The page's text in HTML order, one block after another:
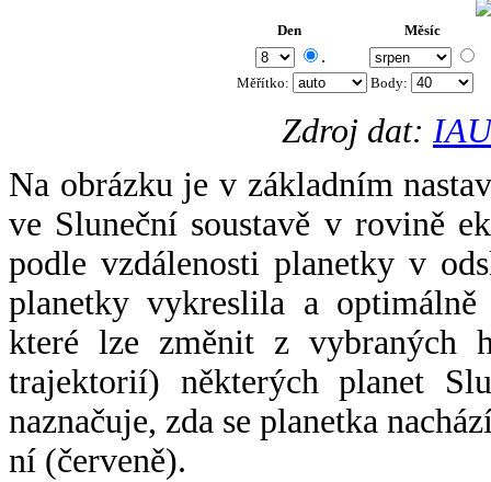
Den Měsíc
.
Měřítko: Body:
Zdroj dat:
Na obrázku je v základním
ve Sluneční soustavě v rovině
podle vzdálenosti planetky v
planetky vykreslila a
které lze změnit z vybraných
trajektorií) některých planet
naznačuje, zda se planetka
ní (červeně).